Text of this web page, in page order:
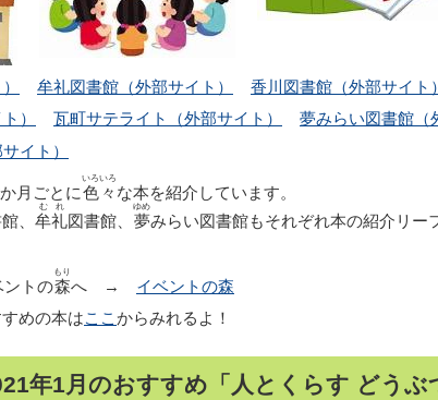
牟礼図書館（外部サイト）
香川図書館（外部サイト）
）
瓦町サテライト（外部サイト）
夢みらい図書館（
イト）
月ごとに色々
いろいろ
な本を紹介しています。
、 牟礼
むれ
図書館、 夢
ゆめ
みらい図書館もそれぞれ本の紹介リー
ントの森
もり
へ → イベントの森
めの本はここ からみれるよ！
年1月のおすすめ「人とくらす どうぶ